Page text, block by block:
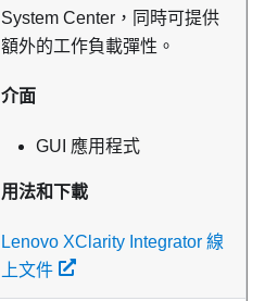
System Center，同時可提供
額外的工作負載彈性。
介面
GUI 應用程式
用法和下載
Lenovo XClarity Integrator 線
上文件